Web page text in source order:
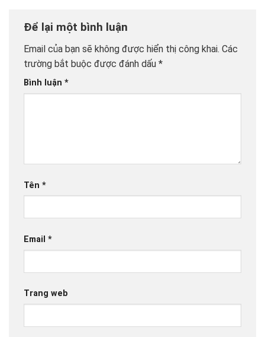
Để lại một bình luận
Email của bạn sẽ không được hiển thị công khai. Các
trường bắt buộc được đánh dấu *
Bình luận *
Tên *
Email *
Trang web